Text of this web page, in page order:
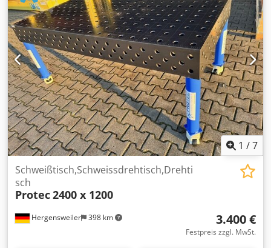
anfragen
1 /7
Hergensweiler 398 km
Schweißtisch,Schweissdrehtisch,Drehti
sch
Protec2400 x 1200
3.400 €
Festpreis zzgl. MwSt.